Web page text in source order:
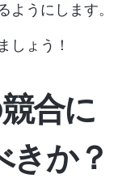
ようにします。
しょう！
合に
きか？